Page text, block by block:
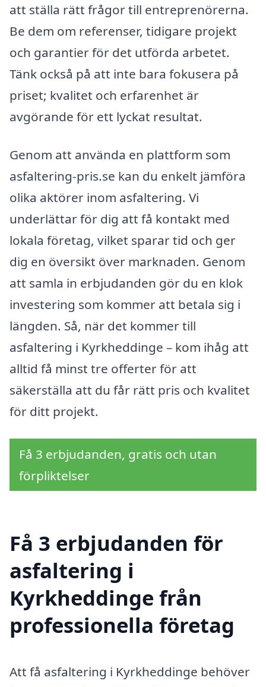
att ställa rätt frågor till entreprenörerna.
Be dem om referenser, tidigare projekt
och garantier för det utförda arbetet.
Tänk också på att inte bara fokusera på
priset; kvalitet och erfarenhet är
avgörande för ett lyckat resultat.
Genom att använda en plattform som
asfaltering-pris.se kan du enkelt jämföra
olika aktörer inom asfaltering. Vi
underlättar för dig att få kontakt med
lokala företag, vilket sparar tid och ger
dig en översikt över marknaden. Genom
att samla in erbjudanden gör du en klok
investering som kommer att betala sig i
längden. Så, när det kommer till
asfaltering i Kyrkheddinge – kom ihåg att
alltid få minst tre offerter för att
säkerställa att du får rätt pris och kvalitet
för ditt projekt.
Få 3 erbjudanden, gratis och utan
förpliktelser
Få 3 erbjudanden för
asfaltering i
Kyrkheddinge från
professionella företag
Att få asfaltering i Kyrkheddinge behöver